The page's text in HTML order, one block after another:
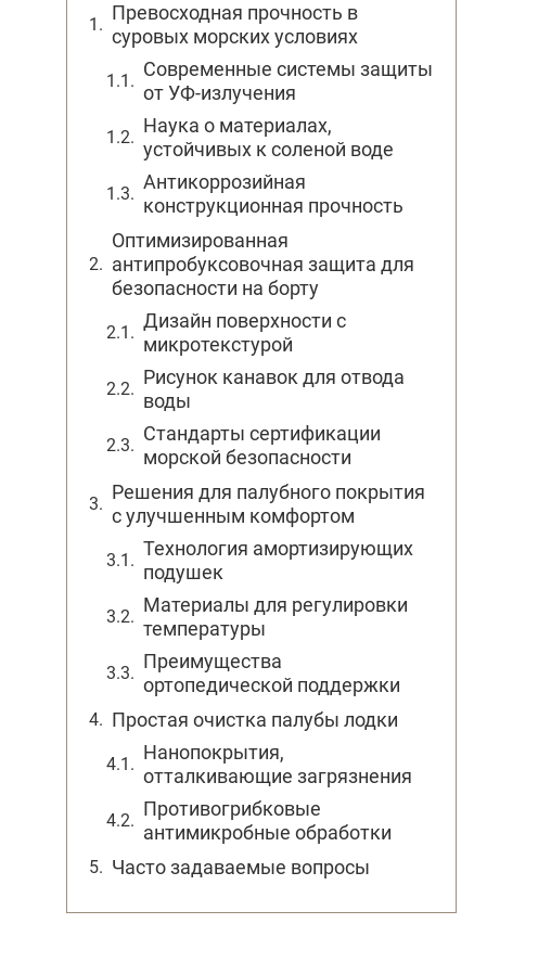
Превосходная прочность в
суровых морских условиях
Современные системы защиты
от УФ-излучения
Наука о материалах,
устойчивых к соленой воде
Антикоррозийная
конструкционная прочность
Оптимизированная
антипробуксовочная защита для
безопасности на борту
Дизайн поверхности с
микротекстурой
Рисунок канавок для отвода
воды
Стандарты сертификации
морской безопасности
Решения для палубного покрытия
с улучшенным комфортом
Технология амортизирующих
подушек
Материалы для регулировки
температуры
Преимущества
ортопедической поддержки
Простая очистка палубы лодки
Нанопокрытия,
отталкивающие загрязнения
Противогрибковые
антимикробные обработки
Часто задаваемые вопросы